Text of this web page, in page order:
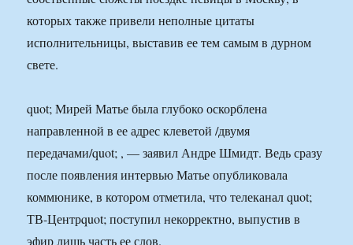
которых также привели неполные цитаты
исполнительницы, выставив ее тем самым в дурном
свете.
quot; Мирей Матье была глубоко оскорблена
направленной в ее адрес клеветой /двумя
передачами/quot; , — заявил Андре Шмидт. Ведь сразу
после появления интервью Матье опубликовала
коммюнике, в котором отметила, что телеканал quot;
ТВ-Центрquot; поступил некорректно, выпустив в
эфир лишь часть ее слов.